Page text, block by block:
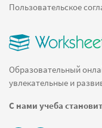
Образовательный
увлекательные и
С нами учеба
Пользовательское